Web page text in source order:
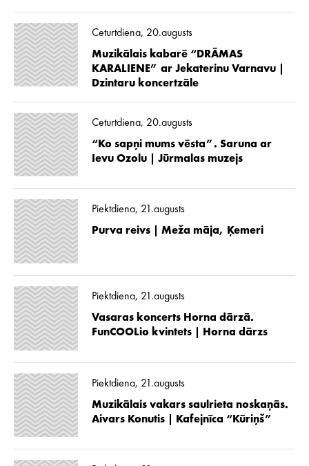
Ceturtdiena, 20.augusts
Muzikālais kabarē “DRĀMAS
KARALIENE” ar Jekaterinu Varnavu |
Dzintaru koncertzāle
Ceturtdiena, 20.augusts
“Ko sapņi mums vēsta”. Saruna ar
Ievu Ozolu | Jūrmalas muzejs
Piektdiena, 21.augusts
Purva reivs | Meža māja, Ķemeri
Piektdiena, 21.augusts
Vasaras koncerts Horna dārzā.
FunCOOLio kvintets | Horna dārzs
Piektdiena, 21.augusts
Muzikālais vakars saulrieta noskaņās.
Aivars Konutis | Kafejnīca “Kūriņš”